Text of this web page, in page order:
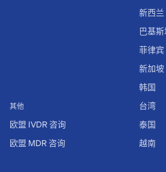
其他
欧盟 IVDR 咨询
欧盟 MDR 咨询
新西兰
巴基斯
菲律宾
新加坡
韩国
台湾
泰国
越南